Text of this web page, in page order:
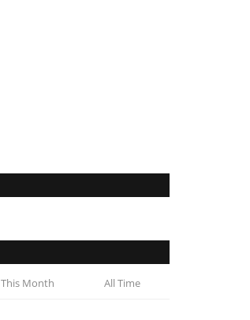
This Month All Time